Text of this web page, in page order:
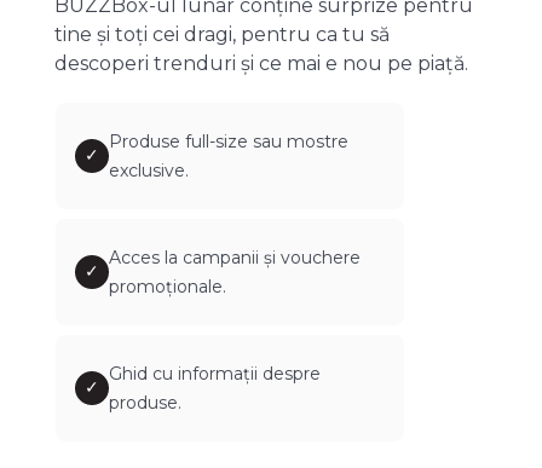
BUZZBox-ul lunar conține surprize pentru
tine și toți cei dragi, pentru ca tu să
descoperi trenduri și ce mai e nou pe piață.
✓
Produse full-size sau mostre
exclusive.
✓
Acces la campanii și vouchere
promoționale.
✓
Ghid cu informații despre
produse.